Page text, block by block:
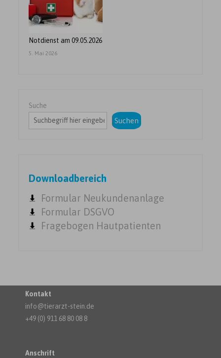
Notdienst am 09.05.2026
5. Mai 2026
Suche
Suchen
Downloadbereich
Formular Neukundenanlage
Formular DSGVO
Fragebogen Hautpatienten
Kontakt
info@tierarzt-stein.de
+49 (0) 911 68 80 08 8
Anschrift